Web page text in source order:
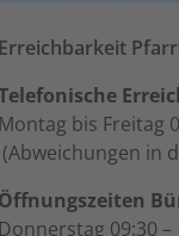
Erreichbarkeit
Montag bis Freitag
(Abweichungen in
Öffnungszeiten
Donnerstag 09:30 –